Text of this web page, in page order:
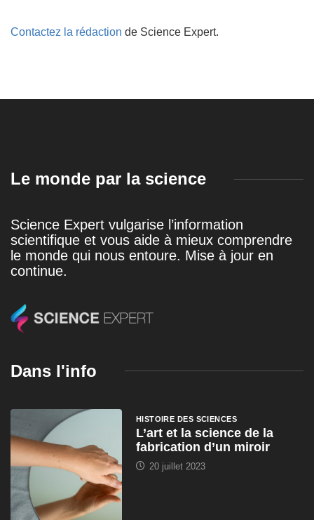
Contactez la rédaction de Science Expert.
Le monde par la science
Science Expert vulgarise l’information
scientifique et vous aide à mieux comprendre
le monde qui nous entoure. Mise à jour en
continue.
Dans l'info
HISTOIRE DES SCIENCES
L’art et la science de la
fabrication d’un miroir
20 juillet 2023